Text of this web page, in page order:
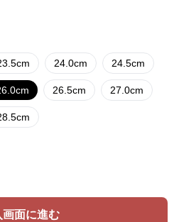
24.0cm 24.5cm
26.5cm 27.0cm
画面に進む